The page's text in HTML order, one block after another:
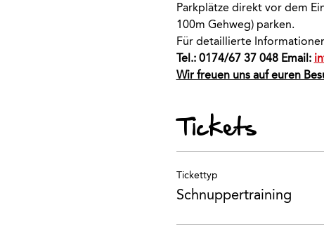
Parkplätze direkt vor dem
100m Gehweg) parken.
Für detaillierte
Tel.: 0174/67 37 048 Email:
Wir freuen uns auf euren
Tickets
Tickettyp
Schnuppertraining